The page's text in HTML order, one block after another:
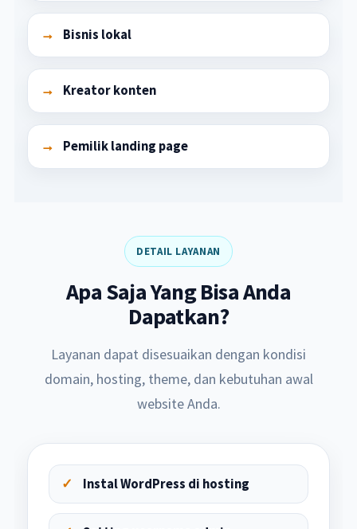
Bisnis lokal
Kreator konten
Pemilik landing page
DETAIL LAYANAN
Apa Saja Yang Bisa Anda
Dapatkan?
Layanan dapat disesuaikan dengan kondisi
domain, hosting, theme, dan kebutuhan awal
website Anda.
Instal WordPress di hosting